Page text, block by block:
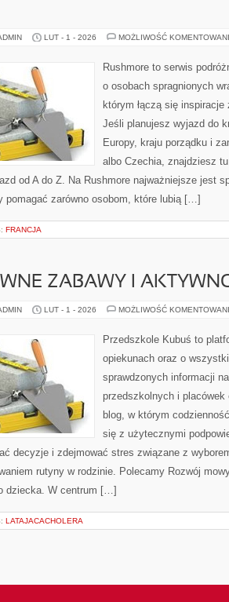
LUT - 1 - 2026 MOŻLIWOŚĆ
Rushmore to serwis
o osobach spragnionych
którym łączą się
Jeśli planujesz wyjazd do
Europy, kraju porządku i
albo Czechia, znajdziesz
od A do Z. Na Rushmore najważniejsze jest
pomagać zarówno osobom, które lubią […]
FRANCJA
ZABAWY I
LUT - 1 - 2026 MOŻLIWOŚĆ
Przedszkole Kubuś to
opiekunach oraz o
sprawdzonych informacji
przedszkolnych i placówek
blog, w którym
się z użytecznymi
decyzje i zdejmować stres związane z
rutyny w rodzinie. Polecamy Rozwój
dziecka. W centrum […]
LATAJACACHOLERA